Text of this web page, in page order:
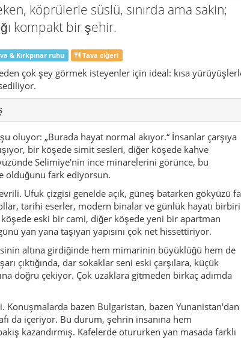
köprülerle süslü, sınırda ama sakin;
kompakt bir şehir.
& Kırkpınar ruhu Tava ciğeri
çok şey görmek isteyenler için ideal: kısa
oluyor: „Burada hayat normal akıyor.“ İnsanlar çarşıya
bir köşede simit sesleri, diğer köşede kahve
Selimiye'nin ince minarelerini görünce, bu
olduğunu fark ediyorsun.
Ufuk çizgisi genelde açık, güneş batarken gökyüzü
tarihi eserler, modern binalar ve günlük hayatı
köşede eski bir cami, diğer köşede yeni bir apartman
yan yana taşıyan yapısını çok net hissettiriyor.
altına girdiğinde hem mimarinin büyüklüğü hem de
çıktığında, dar sokaklar seni eski çarşılara, küçük
doğru çekiyor. Çok uzaklara gitmeden birkaç adımda
Konuşmalarda bazen Bulgaristan, bazen Yunanistan'dan
da içeriyor. Bu durum, şehrin insanına hem
kazandırmış. Kafelerde otururken yan masada farklı